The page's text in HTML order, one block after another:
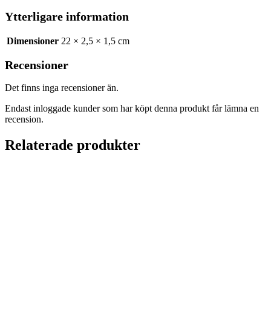
Ytterligare information
Dimensioner 22 × 2,5 × 1,5 cm
Recensioner
Det finns inga recensioner än.
Endast inloggade kunder som har köpt denna produkt får lämna en
recension.
Relaterade produkter